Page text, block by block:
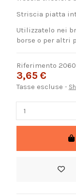
Striscia piatta
Utilizzatelo nei
borse o per altri
Riferimento
3,65 €
Tasse escluse